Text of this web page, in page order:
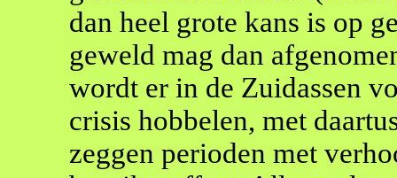
dan heel grote kans is op
geweld mag dan
wordt er in de Zuidassen
crisis hobbelen, met
zeggen perioden met